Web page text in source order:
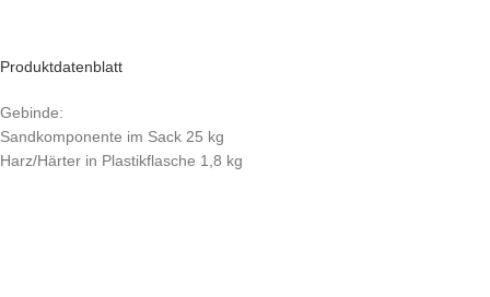
Produktdatenblatt
Gebinde:
Sandkomponente im Sack 25 kg
Harz/Härter in Plastikflasche 1,8 kg